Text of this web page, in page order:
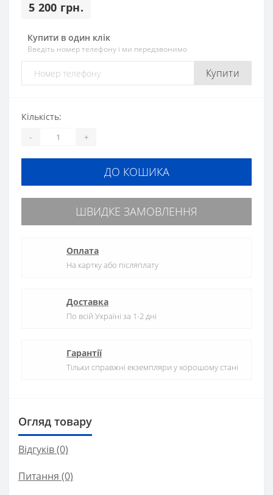
5 200 грн.
Купити в один клік
Введіть номер телефону і ми передзвонимо
Купити
Кількість:
- +
ДО КОШИКА
ШВИДКЕ ЗАМОВЛЕННЯ
Оплата
На картку або післяплату
Доставка
По всій Україні за 1-2 дні
Гарантії
Тільки справжні екземпляри у хорошому стані
Огляд товару
Відгуків (0)
Питання (0)